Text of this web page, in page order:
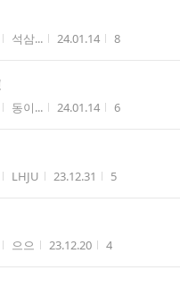
작성자
석삼... 작성시간
24.01.14 조회수
8
작성자
동이... 작성시간
24.01.14 조회수
6
작성자
LHJU 작성시간
23.12.31 조회수
5
작성자
으으 작성시간
23.12.20 조회수
4